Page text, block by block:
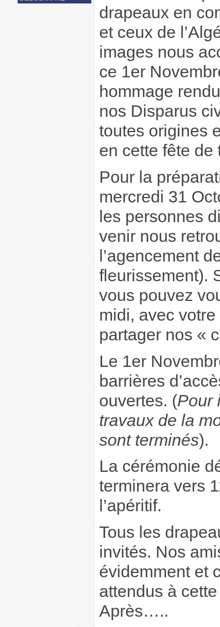
drapeaux en
et ceux de
images nous
ce 1er
hommage
nos Disparus
toutes origines
en cette fête de
Pour la
mercredi 31
les personnes
venir nous
l’agencement
fleurissement).
vous pouvez
midi, avec
partager nos «
Le 1er
barrières
ouvertes. (Pour
travaux de la
sont terminés).
La cérémonie
terminera vers
l’apéritif.
Tous les
invités. Nos
évidemment et
attendus à
Après…..